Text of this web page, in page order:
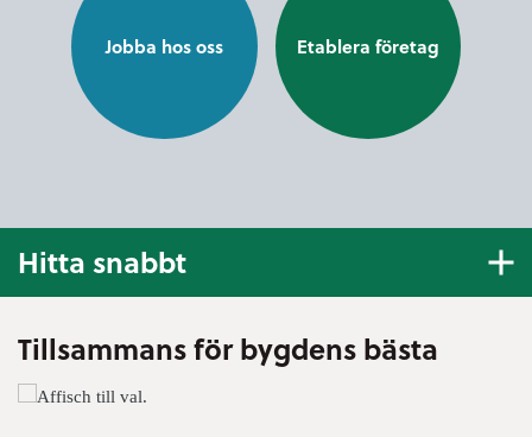
Jobba hos oss Etablera företag
Tillsammans för bygdens bästa
Hitta snabbt
Bygglov